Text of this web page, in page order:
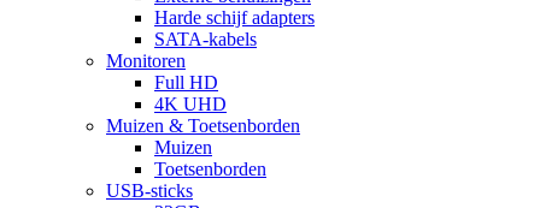
Harde schijf adapters
SATA-kabels
Monitoren
Full HD
4K UHD
Muizen & Toetsenborden
Muizen
Toetsenborden
USB-sticks